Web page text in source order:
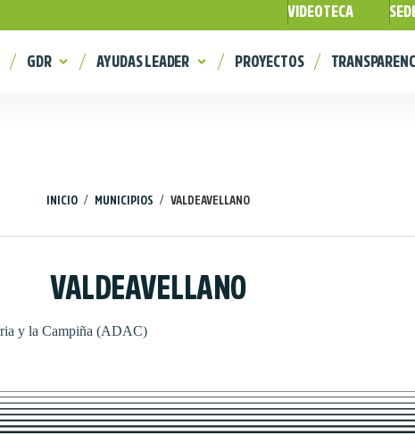
VIDEOTECA
GDR AYUDAS LEADER PROYECTOS
INICIO / MUNICIPIOS / VALDEAVELLANO
VALDEAVELLANO
y la Campiña (ADAC)